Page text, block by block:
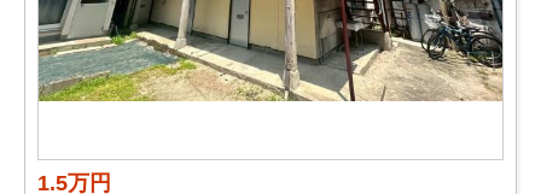
1.5万円